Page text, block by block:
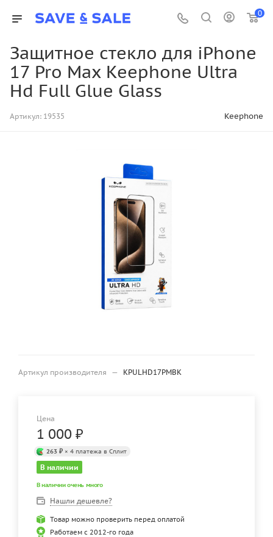
0
Защитное стекло для iPhone
17 Pro Max Keephone Ultra
Hd Full Glue Glass
Артикул: 19535 Keephone
Артикул производителя — KPULHD17PMBK
Цена
1 000 ₽
263 ₽ × 4 платежа в Сплит
В наличии
В наличии очень много
Нашли дешевле?
Товар можно проверить перед оплатой
Работаем с 2012-го года